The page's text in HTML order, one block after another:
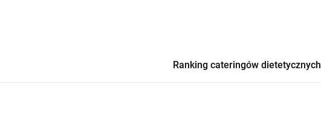
Ranking cateringów dietetycznych